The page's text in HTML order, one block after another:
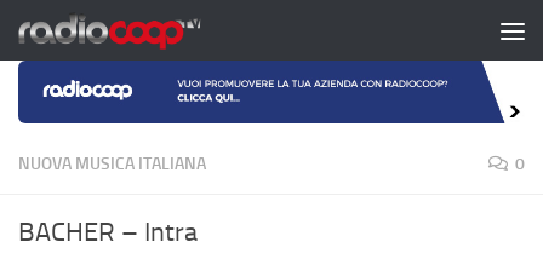
Salta al contenuto
NUOVA MUSICA ITALIANA 0
BACHER – Intra